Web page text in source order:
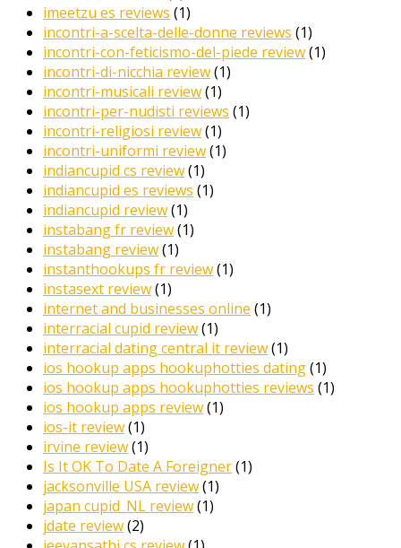
imeetzu es reviews (1)
incontri-a-scelta-delle-donne reviews (1)
incontri-con-feticismo-del-piede review(1)
incontri-di-nicchia review(1)
incontri-musicali review(1)
incontri-per-nudisti reviews (1)
incontri-religiosi review(1)
incontri-uniformi review(1)
indiancupid cs review(1)
indiancupid es reviews (1)
indiancupid review(1)
instabang fr review(1)
instabang review(1)
instanthookups fr review(1)
instasext review(1)
internet and businesses online (1)
interracial cupid review(1)
interracial dating central it review(1)
ios hookup apps hookuphotties dating(1)
ios hookup apps hookuphotties reviews (1)
ios hookup apps review(1)
ios-it review(1)
irvine review(1)
Is It OK To Date A Foreigner(1)
jacksonville USA review(1)
japan cupid_NL review(1)
jdate review(2)